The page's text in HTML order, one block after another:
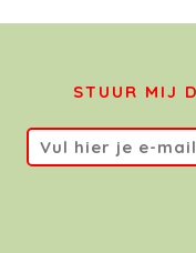
STUUR MIJ